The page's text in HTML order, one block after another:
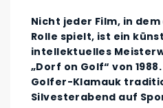
Nicht jeder Film, in
Rolle spielt, ist ein
intellektuelles
„Dorf on Golf“ von
Golfer-Klamauk
Silvesterabend auf